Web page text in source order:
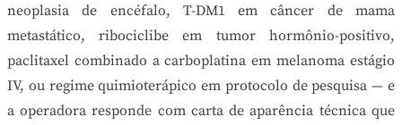
neoplasia de encéfalo, T-DM1 em câncer de mama
metastático, ribociclibe em tumor hormônio-positivo,
paclitaxel combinado a carboplatina em melanoma estágio
IV, ou regime quimioterápico em protocolo de pesquisa — e
a operadora responde com carta de aparência técnica que